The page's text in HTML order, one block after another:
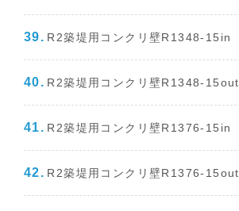
R2築堤用コンクリ壁R1348-15in
R2築堤用コンクリ壁R1348-15out
R2築堤用コンクリ壁R1376-15in
R2築堤用コンクリ壁R1376-15out